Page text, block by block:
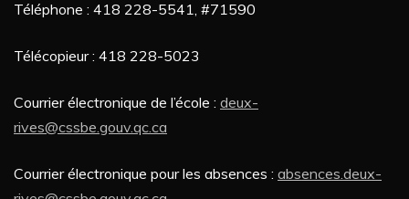
Téléphone : 418 228-5541, #71590
Télécopieur : 418 228-5023
Courrier électronique de l’école : deux-
rives@cssbe.gouv.qc.ca
Courrier électronique pour les absences : absences.deux-